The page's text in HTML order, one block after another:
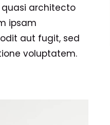
architecto
ipsam
aut fugit, sed
voluptatem.